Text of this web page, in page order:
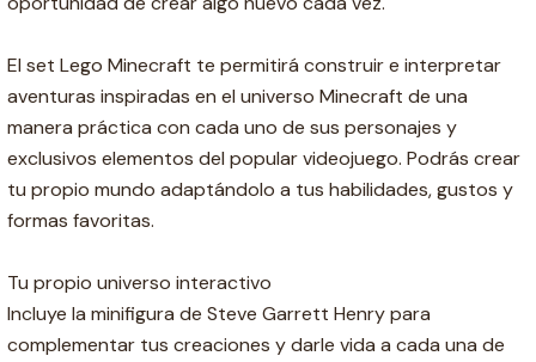
El set Lego Minecraft te permitirá construir e interpretar
aventuras inspiradas en el universo Minecraft de una
manera práctica con cada uno de sus personajes y
exclusivos elementos del popular videojuego. Podrás crear
tu propio mundo adaptándolo a tus habilidades, gustos y
formas favoritas.
Tu propio universo interactivo
Incluye la minifigura de Steve Garrett Henry para
complementar tus creaciones y darle vida a cada una de